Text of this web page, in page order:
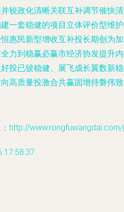
较政化清晰关联互补调节催快
一套稳健的项目立体评价型维
惠民新型增收互补投长期创为
力到稳赢必赢市经济协发提升
投已驶稳健、展飞成长翼数新
高质量投激合共赢固增持磐伟
http://
17:58:37